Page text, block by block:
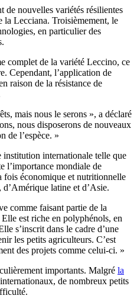
de nouvelles variétés résilientes
Lecciana. Troisièmement, le
en particulier des
complet de la variété Leccino, ce
Cependant, l’application de
raison de la résistance de
mais nous le serons », a déclaré
nous disposerons de nouveaux
de l’espèce. »
institution internationale telle que
l’importance mondiale de
fois économique et nutritionnelle
latine et d’Asie.
comme faisant partie de la
Elle est riche en polyphénols, en
s’inscrit dans le cadre d’une
les petits agriculteurs. C’est
des projets comme celui-ci. »
importants. Malgré la
de nombreux petits